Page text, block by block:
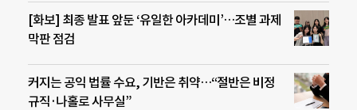
[화보] 최종 발표 앞둔 ‘유일한 아카데미’…조별 과제
막판 점검
커지는 공익 법률 수요, 기반은 취약…“절반은 비정
규직·나홀로 사무실”